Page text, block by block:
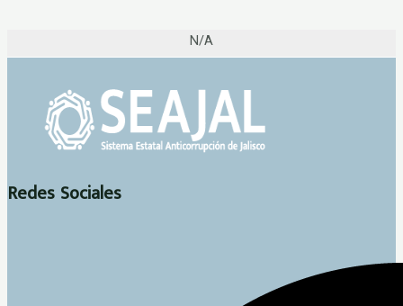
N/A
Redes Sociales